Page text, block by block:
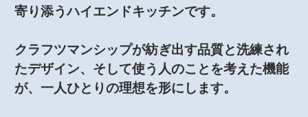
寄り添うハイエンドキッチンです。
クラフツマンシップが紡ぎ出す品質と洗練され
たデザイン、そして使う人のことを考えた機能
が、一人ひとりの理想を形にします。